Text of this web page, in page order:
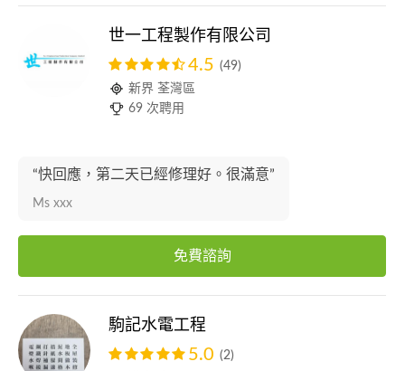
世一工程製作有限公司
4.5 (49)
新界 荃灣區
69 次聘用
“快回應，第二天已經修理好。很滿意”
Ms xxx
免費諮詢
駒記水電工程
5.0 (2)